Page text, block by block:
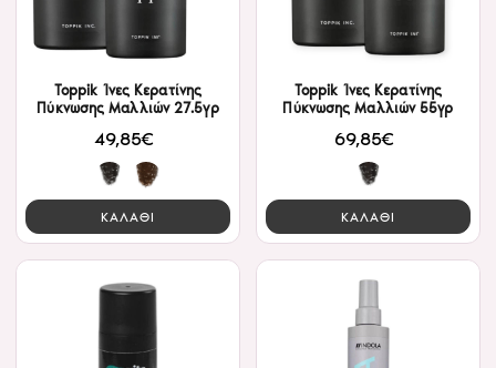
Toppik Ίνες Κερατίνης
Πύκνωσης Μαλλιών 27.5γρ
49,85€
ΚΑΛΑΘΙ
Toppik Ίνες Κερατίνης
Πύκνωσης Μαλλιών 55γρ
69,85€
ΚΑΛΑΘΙ